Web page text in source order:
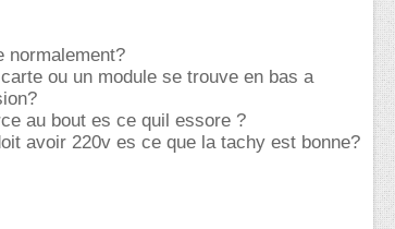
normalement?
ou un module se trouve en bas a
au bout es ce quil essore ?
avoir 220v es ce que la tachy est bonne?